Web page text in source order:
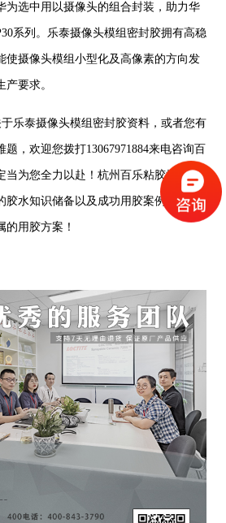
为选中用以摄像头的组合封装，助力华
系列。乐泰摄像头模组密封胶拥有高稳
使摄像头模组小型化及高像素的方向发
要求。
乐泰摄像头模组密封胶资料，或者您有
，欢迎您拨打13067971884来电咨询百
当为您全力以赴！杭州百乐粘胶拥有27
胶水知识储备以及成功用胶案例与经
的用胶方案！